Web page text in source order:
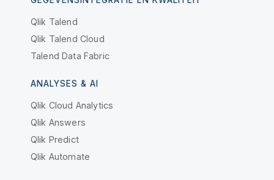
Qlik Talend
Qlik Talend Cloud
Talend Data Fabric
ANALYSES & AI
Qlik Cloud Analytics
Qlik Answers
Qlik Predict
Qlik Automate